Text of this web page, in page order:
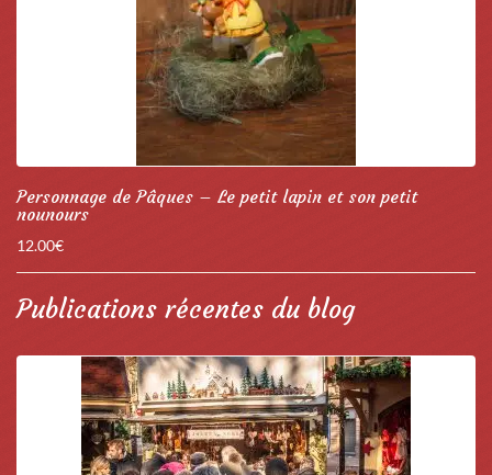
Personnage de Pâques – Le petit lapin et son petit
nounours
12.00€
Publications récentes du blog